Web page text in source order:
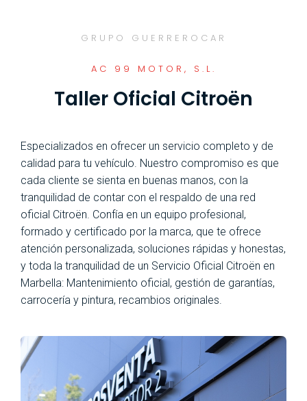
GRUPO GUERREROCAR
AC 99 MOTOR, S.L.
Taller Oficial Citroën
Especializados en ofrecer un servicio completo y de
calidad para tu vehículo. Nuestro compromiso es que
cada cliente se sienta en buenas manos, con la
tranquilidad de contar con el respaldo de una red
oficial Citroën. Confía en un equipo profesional,
formado y certificado por la marca, que te ofrece
atención personalizada, soluciones rápidas y honestas,
y toda la tranquilidad de un Servicio Oficial Citroën en
Marbella: Mantenimiento oficial, gestión de garantías,
carrocería y pintura, recambios originales.